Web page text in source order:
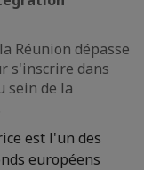
Réunion dépasse
s'inscrire dans
sein de la
est l'un des
européens